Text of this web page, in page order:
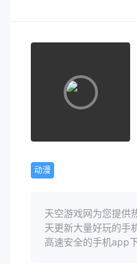
动漫
天空游戏网为您提供
天更新大量好玩的
高速安全的手机app